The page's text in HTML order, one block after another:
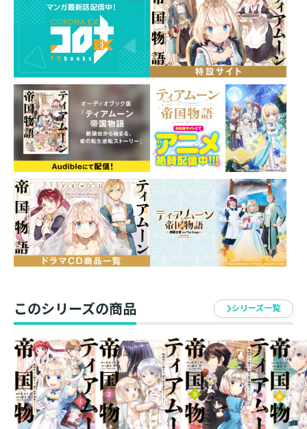
崩壊したティアムーン帝国で、わがまま姫と蔑まれた皇
女ミーアは処刑された――はずが、目覚めた彼女は12歳の少
女に逆戻り？？ 第二の人生でギロチンを回避するため、
帝政の建て直しを決意する。手始めに忠義に厚い下っ端
メイドと、左遷されかけた優秀な文官を味方につけ、失
敗した過去をやり直す日々が始まった。けれど、ミーア
の本音は「我が身の安全第一」。仇敵を遠ざけ、人脈作
りに励むうちに、なぜか周囲の忖度で次々と奇跡が実
現！やがて、身勝手なはずの行動は大陸全土の未来を大
きく変えていくのだった……。保身上等！自己中最強！
小心者の元(？)ポンコツ姫が前世の記憶を使って運命に
抗う、一世一代の歴史改変ファンタジー！
このシリーズの商品 シリーズ一覧